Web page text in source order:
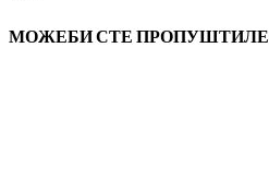
МОЖЕБИ СТЕ ПРОПУШТИЛЕ